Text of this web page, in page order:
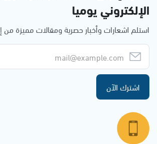
الإلكتروني يوميا
استلم اشعارات وأخبار حصرية ومقالات مميزة
اشترك الآن